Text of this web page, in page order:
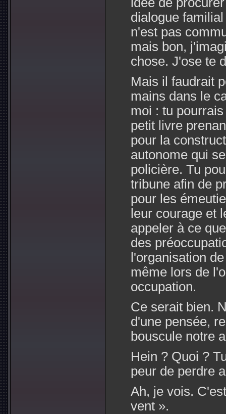
dialogue
n'est pas
mais bon,
chose. J'ose te
Mais il faudrait
mains dans le
moi : tu
petit livre
pour la
autonome qui
policière. Tu
tribune afin de
pour les
leur courage et
appeler à ce
des
l'organisation
même lors de
occupation.
Ce serait bien.
d'une pensée,
bouscule notre
Hein ? Quoi ?
peur de perdre
Ah, je vois.
vent ».